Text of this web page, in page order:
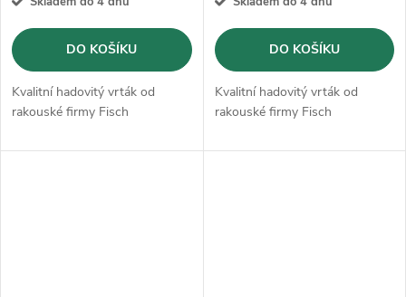
DO KOŠÍKU
Kvalitní hadovitý vrták od
rakouské firmy Fisch
DO KOŠÍKU
Kvalitní hadovitý vrták od
rakouské firmy Fisch